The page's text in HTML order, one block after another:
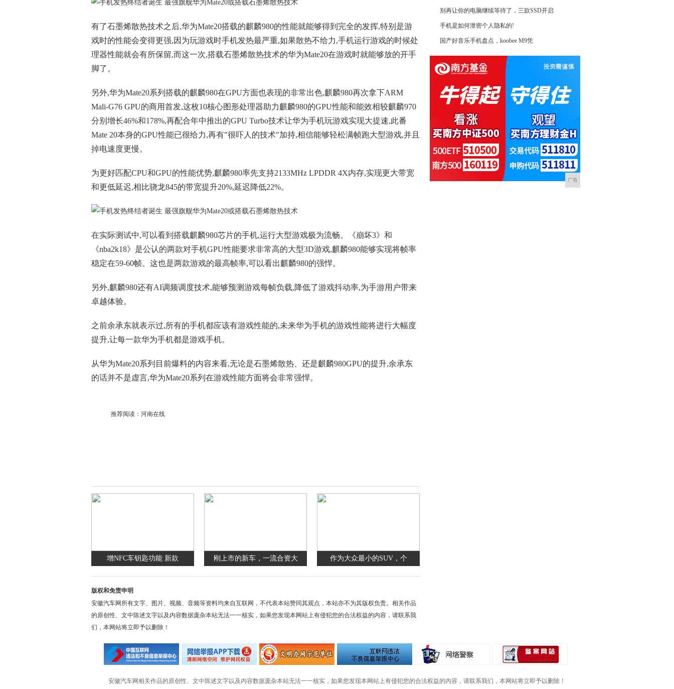
有了石墨烯散热技术之后,华为Mate20搭载的麒麟980的性能就能够得到完全的发挥,特别是游
戏时的性能会变得更强,因为玩游戏时手机发热最严重,如果散热不给力,手机运行游戏的时候处
理器性能就会有所保留,而这一次,搭载石墨烯散热技术的华为Mate20在游戏时就能够放的开手
脚了。
另外,华为Mate20系列搭载的麒麟980在GPU方面也表现的非常出色,麒麟980再次拿下ARM
Mali-G76 GPU的商用首发,这枚10核心图形处理器助力麒麟980的GPU性能和能效相较麒麟970
分别增长46%和178%,再配合年中推出的GPU Turbo技术让华为手机玩游戏实现大提速,此番
Mate 20本身的GPU性能已很给力,再有"很吓人的技术"加持,相信能够轻松满帧跑大型游戏,并且
掉电速度更慢。
为更好匹配CPU和GPU的性能优势,麒麟980率先支持2133MHz LPDDR 4X内存,实现更大带宽
和更低延迟,相比骁龙845的带宽提升20%,延迟降低22%。
在实际测试中,可以看到搭载麒麟980芯片的手机,运行大型游戏极为流畅。《崩坏3》和
《nba2k18》是公认的两款对手机GPU性能要求非常高的大型3D游戏,麒麟980能够实现将帧率
稳定在59-60帧。这也是两款游戏的最高帧率,可以看出麒麟980的强悍。
另外,麒麟980还有AI调频调度技术,能够预测游戏每帧负载,降低了游戏抖动率,为手游用户带来
卓越体验。
之前余承东就表示过,所有的手机都应该有游戏性能的,未来华为手机的游戏性能将进行大幅度
提升,让每一款华为手机都是游戏手机。
从华为Mate20系列目前爆料的内容来看,无论是石墨烯散热、还是麒麟980GPU的提升,余承东
的话并不是虚言,华为Mate20系列在游戏性能方面将会非常强悍。
推荐阅读： 河南在线
增NFC车钥匙功能 新款 刚上市的新车，一流合资大 作为大众最小的SUV，个
版权和免责申明
安徽汽车网所有文字、图片、视频、音频等资料均来自互联网，不代表本站赞同其观点，本站亦不为其版权负责。相关作品
的原创性、文中陈述文字以及内容数据庞杂本站无法一一核实，如果您发现本网站上有侵犯您的合法权益的内容，请联系我
们，本网站将立即予以删除！
别再让你的电脑继续等待了，三款SSD开启
手机是如何泄密个人隐私的!
国产好音乐手机盘点，koobee M9凭
广告
安徽汽车网相关作品的原创性、文中陈述文字以及内容数据庞杂本站无法一一核实，如果您发现本网站上有侵犯您的合法权益的内容，请联系我们，本网站将立即予以删除！